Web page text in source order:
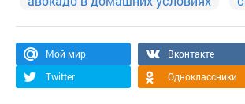
Мой мир
Вконтакте
Twitter
Одноклассники